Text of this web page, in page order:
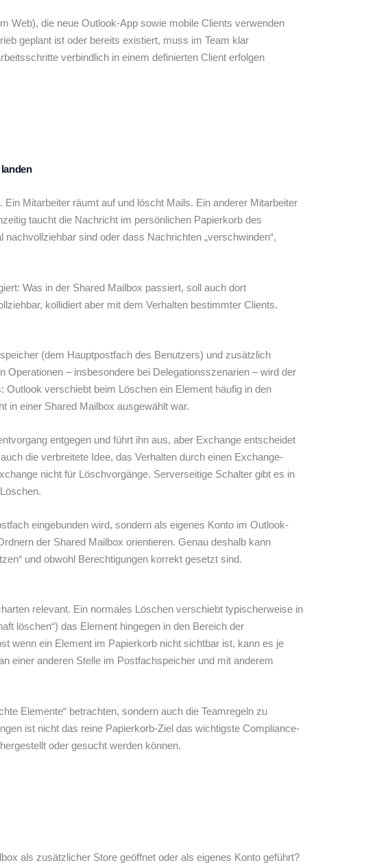
Web), die neue Outlook-App sowie mobile Clients verwenden
geplant ist oder bereits existiert, muss im Team klar
verbindlich in einem definierten Client erfolgen
Mitarbeiter räumt auf und löscht Mails. Ein anderer Mitarbeiter
taucht die Nachricht im persönlichen Papierkorb des
sind oder dass Nachrichten „verschwinden“,
Was in der Shared Mailbox passiert, soll auch dort
kollidiert aber mit dem Verhalten bestimmter Clients.
(dem Hauptpostfach des Benutzers) und zusätzlich
– insbesondere bei Delegationsszenarien – wird der
verschiebt beim Löschen ein Element häufig in den
in einer Shared Mailbox ausgewählt war.
entgegen und führt ihn aus, aber Exchange entscheidet
die verbreitete Idee, das Verhalten durch einen Exchange-
nicht für Löschvorgänge. Serverseitige Schalter gibt es in
eingebunden wird, sondern als eigenes Konto im Outlook-
der Shared Mailbox orientieren. Genau deshalb kann
und obwohl Berechtigungen korrekt gesetzt sind.
relevant. Ein normales Löschen verschiebt typischerweise in
löschen“) das Element hingegen in den Bereich der
wenn ein Element im Papierkorb nicht sichtbar ist, kann es je
einer anderen Stelle im Postfachspeicher und mit anderem
Elemente“ betrachten, sondern auch die Teamregeln zu
ist nicht das reine Papierkorb-Ziel das wichtigste Compliance-
oder gesucht werden können.
als zusätzlicher Store geöffnet oder als eigenes Konto geführt?